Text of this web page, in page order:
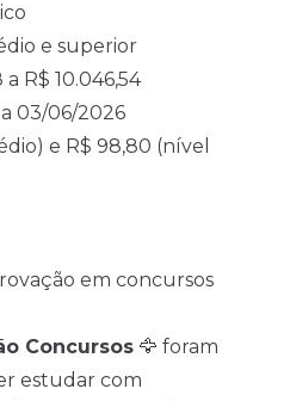
e superior
R$ 10.046,54
03/06/2026
e R$ 98,80 (nível
em concursos
Concursos 🦅 foram
estudar com